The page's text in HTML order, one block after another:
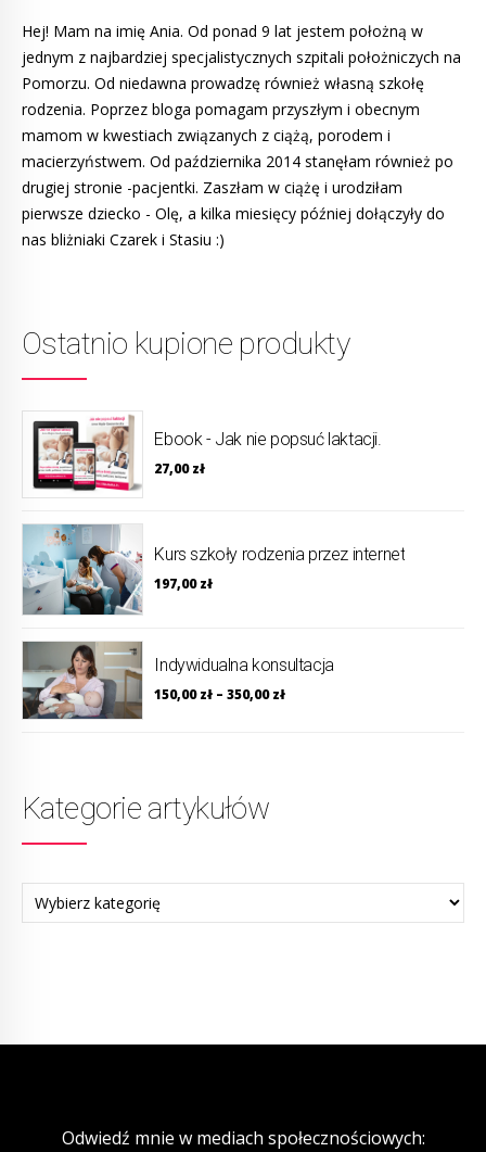
Hej! Mam na imię Ania. Od ponad 9 lat jestem położną w
jednym z najbardziej specjalistycznych szpitali położniczych na
Pomorzu. Od niedawna prowadzę również własną szkołę
rodzenia. Poprzez bloga pomagam przyszłym i obecnym
mamom w kwestiach związanych z ciążą, porodem i
macierzyństwem. Od października 2014 stanęłam również po
drugiej stronie -pacjentki. Zaszłam w ciążę i urodziłam
pierwsze dziecko - Olę, a kilka miesięcy później dołączyły do
nas bliżniaki Czarek i Stasiu :)
Ostatnio kupione produkty
Ebook - Jak nie popsuć laktacji.
27,00zł
Kurs szkoły rodzenia przez internet
197,00zł
Indywidualna konsultacja
150,00zł –350,00zł
Kategorie artykułów
Odwiedź mnie w mediach społecznościowych: